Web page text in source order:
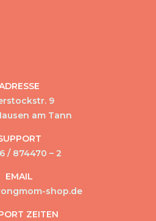
9
am Tann
/ 874470 – 2
EMAIL
shop.de
ZEITEN